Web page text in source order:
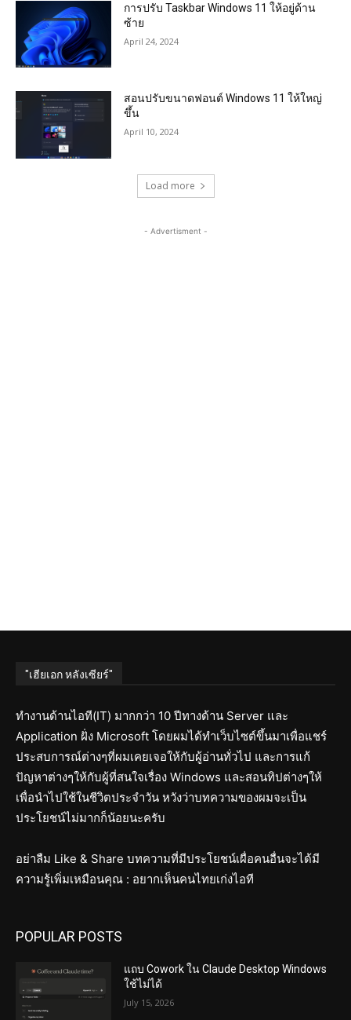
การปรับ Taskbar Windows 11 ให้อยู่ด้าน
ซ้าย
April 24, 2024
สอนปรับขนาดฟอนต์ Windows 11 ให้ใหญ่
ขึ้น
April 10, 2024
Load more
- Advertisment -
"เฮียเอก หลังเซียร์"
ทำงานด้านไอที(IT) มากกว่า 10 ปีทางด้าน Server และ
Application ฝั่ง Microsoft โดยผมได้ทำเว็บไซต์ขึ้นมาเพื่อแชร์
ประสบการณ์ต่างๆที่ผมเคยเจอให้กับผู้อ่านทั่วไป และการแก้
ปัญหาต่างๆให้กับผู้ที่สนใจเรื่อง Windows และสอนทิปต่างๆให้
เพื่อนำไปใช้ในชีวิตประจำวัน หวังว่าบทความของผมจะเป็น
ประโยชน์ไม่มากก็น้อยนะครับ
อย่าลืม Like & Share บทความที่มีประโยชน์เผื่อคนอื่นจะได้มี
ความรู้เพิ่มเหมือนคุณ : อยากเห็นคนไทยเก่งไอที
POPULAR POSTS
แถบ Cowork ใน Claude Desktop Windows
ใช้ไม่ได้
July 15, 2026